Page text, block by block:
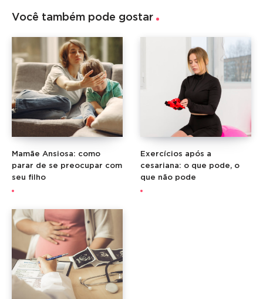
Você também pode gostar
Mamãe Ansiosa: como
parar de se preocupar com
seu filho
Exercícios após a
cesariana: o que pode, o
que não pode